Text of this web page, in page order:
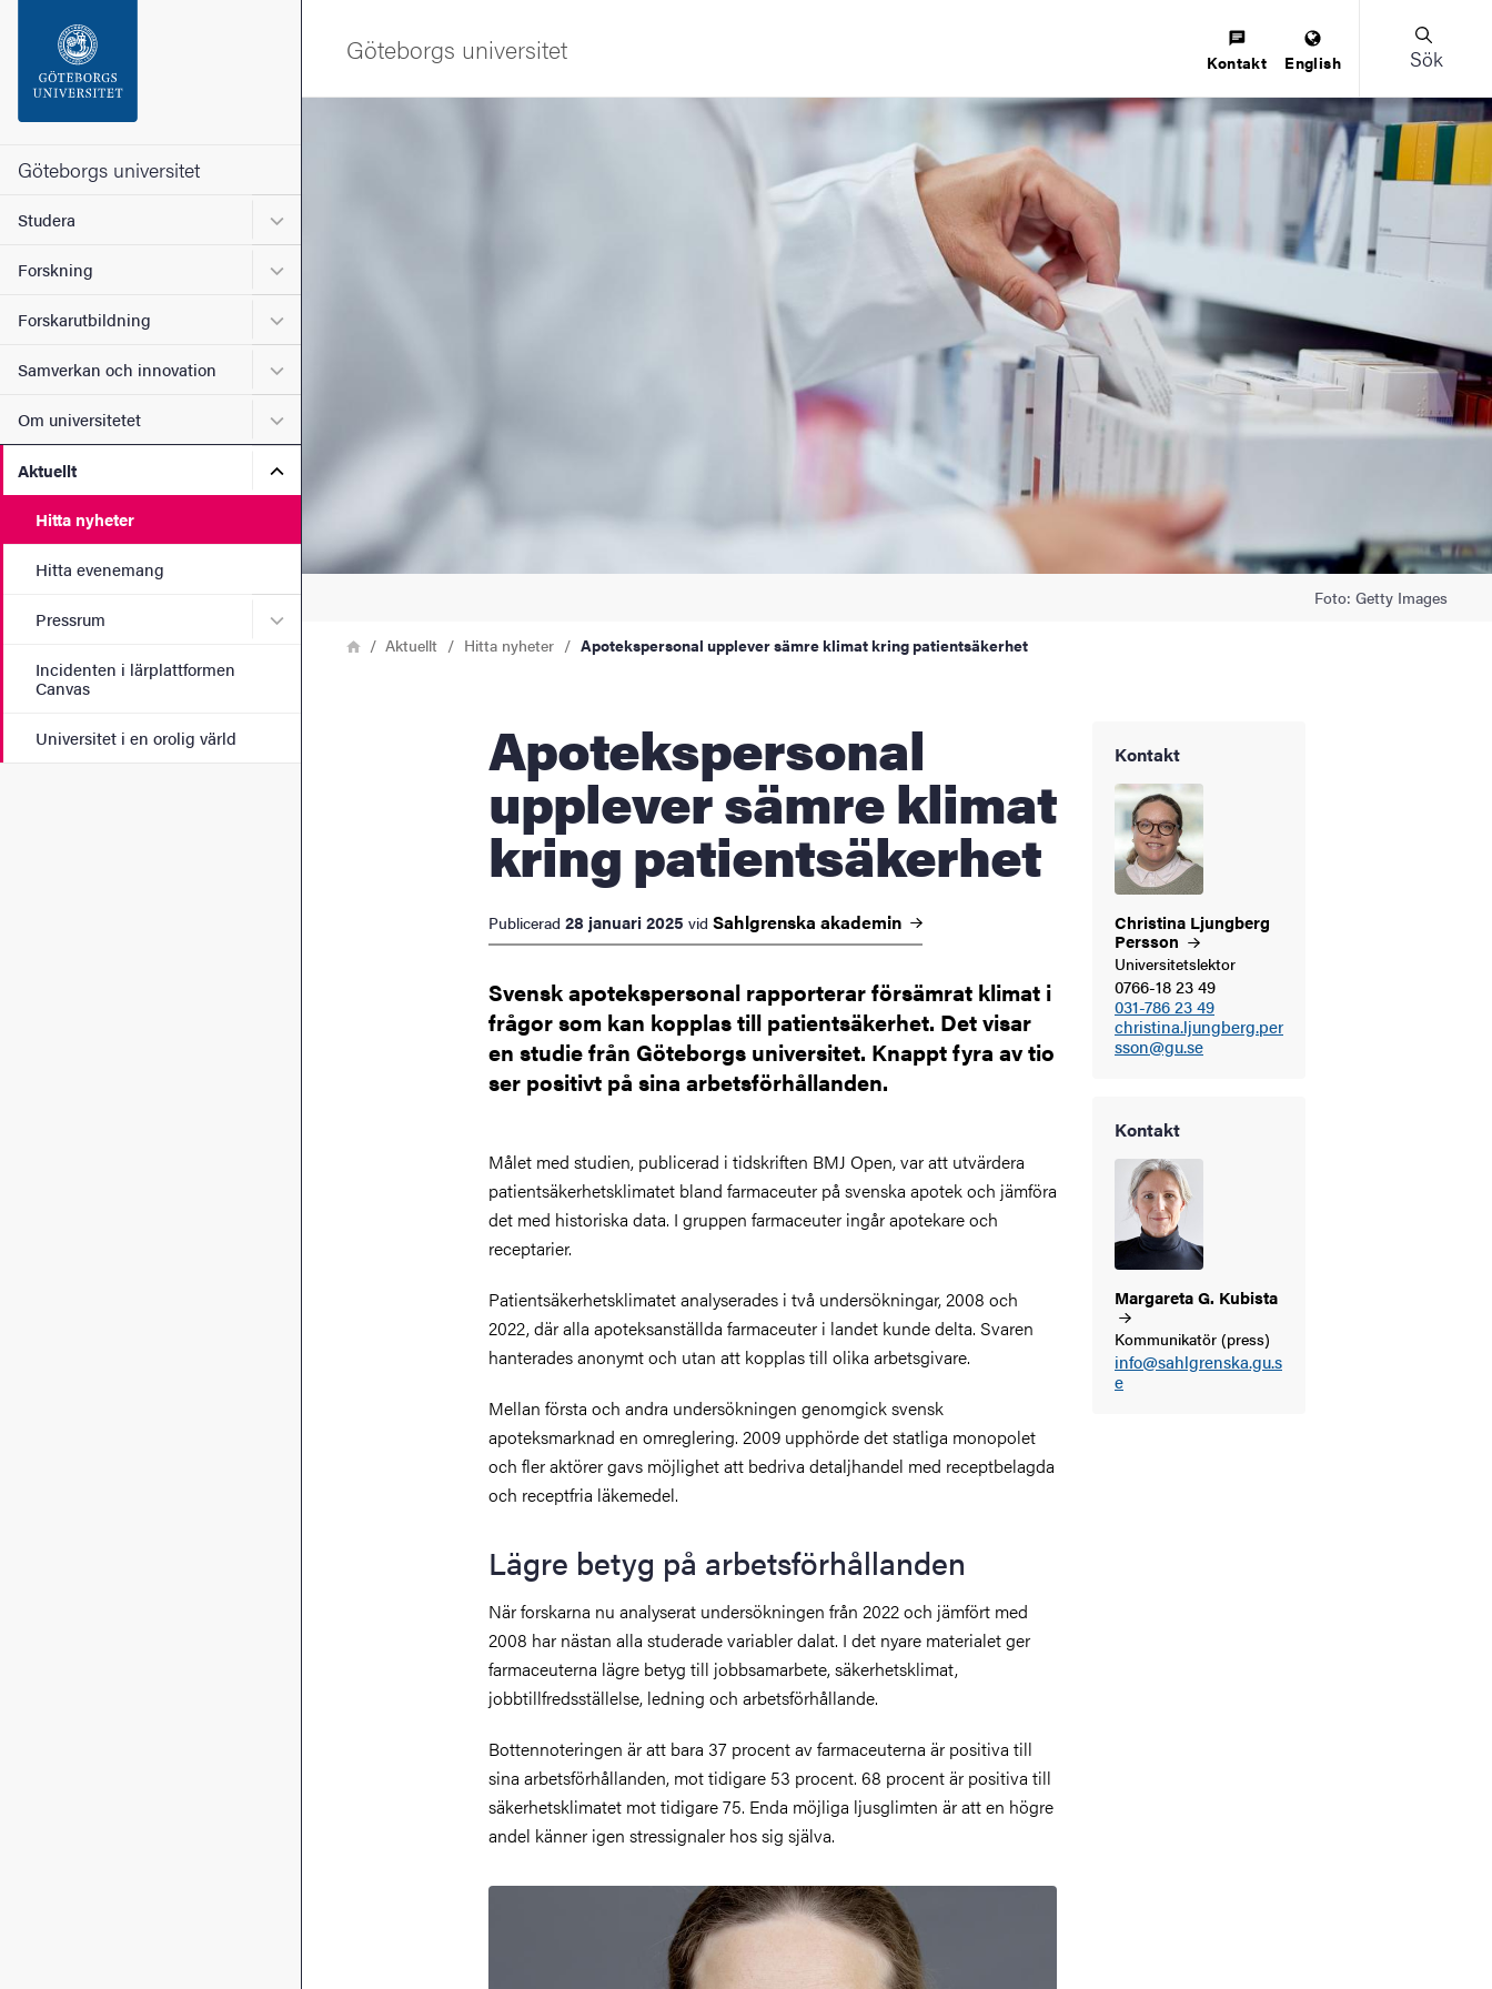
Sidfoten
Om webbplatsen
Göteborgs universitet
Studera Undermeny för Studera
Forskning Undermeny för Forskning
Forskarutbildning Undermeny för Forskarutbildning
Samverkan och innovation Undermeny för Samverkan och innovation
Om universitetet Undermeny för Om universitetet
Aktuellt Undermeny för Aktuellt
Hitta nyheter
Hitta evenemang
Pressrum Undermeny för Pressrum
Incidenten i lärplattformen
Canvas
Universitet i en orolig värld
Göteborgs universitet Kontakt English Sök
Bild
Foto: Getty Images
LänkstigHemAktuellt Hitta nyheter Apotekspersonal upplever sämre klimat kring patientsäkerhet
Apotekspersonal
upplever sämre klimat
kring patientsäkerhet
Publicerad 28 januari 2025 vid Sahlgrenska akademin
Svensk apotekspersonal rapporterar försämrat klimat i
frågor som kan kopplas till patientsäkerhet. Det visar
en studie från Göteborgs universitet. Knappt fyra av tio
ser positivt på sina arbetsförhållanden.
Kontakt
Christina Ljungberg
Persson
Universitetslektor
0766-18 23 49
031-786 23 49
christina.ljungberg.per
sson@gu.se
Kontakt
Margareta G. Kubista
Kommunikatör (press)
info@sahlgrenska.gu.s
e
Målet med studien, publicerad i tidskriften BMJ Open, var att utvärdera
patientsäkerhetsklimatet bland farmaceuter på svenska apotek och jämföra
det med historiska data. I gruppen farmaceuter ingår apotekare och
receptarier.
Patientsäkerhetsklimatet analyserades i två undersökningar, 2008 och
2022, där alla apoteksanställda farmaceuter i landet kunde delta. Svaren
hanterades anonymt och utan att kopplas till olika arbetsgivare.
Mellan första och andra undersökningen genomgick svensk
apoteksmarknad en omreglering. 2009 upphörde det statliga monopolet
och fler aktörer gavs möjlighet att bedriva detaljhandel med receptbelagda
och receptfria läkemedel.
Lägre betyg på arbetsförhållanden
När forskarna nu analyserat undersökningen från 2022 och jämfört med
2008 har nästan alla studerade variabler dalat. I det nyare materialet ger
farmaceuterna lägre betyg till jobbsamarbete, säkerhetsklimat,
jobbtillfredsställelse, ledning och arbetsförhållande.
Bottennoteringen är att bara 37 procent av farmaceuterna är positiva till
sina arbetsförhållanden, mot tidigare 53 procent. 68 procent är positiva till
säkerhetsklimatet mot tidigare 75. Enda möjliga ljusglimten är att en högre
andel känner igen stressignaler hos sig själva.